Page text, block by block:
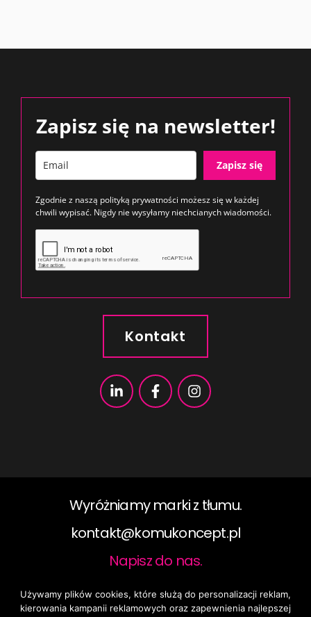
Zapisz się na newsletter!
Zapisz się
Zgodnie z naszą polityką prywatności możesz się w każdej
chwili wypisać. Nigdy nie wysyłamy niechcianych wiadomości.
Kontakt
Wyróżniamy marki z tłumu.
kontakt@komukoncept.pl​
Napisz do nas.
2019 ©KomuKoncept, All rights reserved.
Używamy plików cookies, które służą do personalizacji reklam,
kierowania kampanii reklamowych oraz zapewnienia najlepszej